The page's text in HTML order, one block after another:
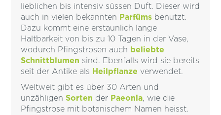
lieblichen bis intensiv süssen Duft. Dieser wird
auch in vielen bekannten Parfüms benutzt.
Dazu kommt eine erstaunlich lange
Haltbarkeit von bis zu 10 Tagen in der Vase,
wodurch Pfingstrosen auch beliebte
Schnittblumen sind. Ebenfalls wird sie bereits
seit der Antike als Heilpflanze verwendet.
Weltweit gibt es über 30 Arten und
unzähligenSorten der Paeonia, wie die
Pfingstrose mit botanischem Namen heisst.